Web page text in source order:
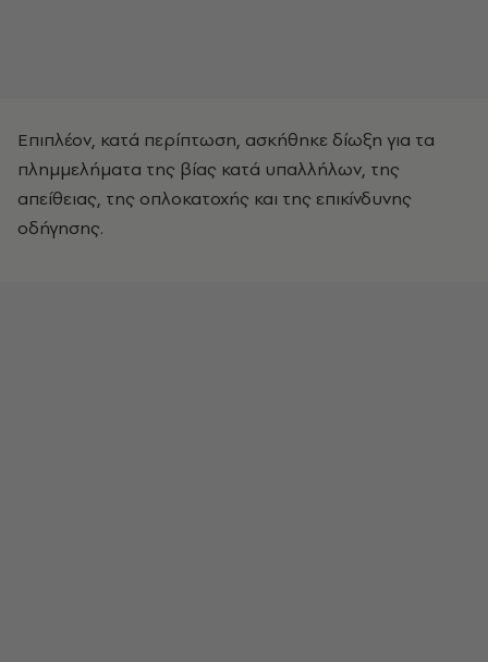
Επιπλέον, κατά περίπτωση, ασκήθηκε δίωξη για τα
πλημμελήματα της βίας κατά υπαλλήλων, της
απείθειας, της οπλοκατοχής και της επικίνδυνης
οδήγησης.